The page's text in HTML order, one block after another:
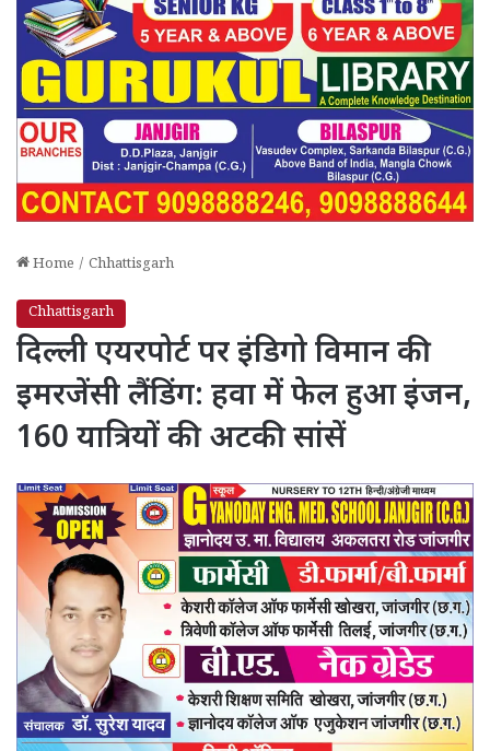
Home / Chhattisgarh
Chhattisgarh
दिल्ली एयरपोर्ट पर इंडिगो विमान की
इमरजेंसी लैंडिंग: हवा में फेल हुआ इंजन,
160 यात्रियों की अटकी सांसें